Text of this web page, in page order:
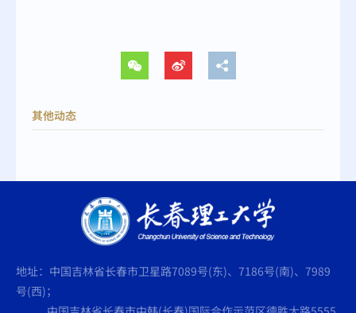
其他动态
地址：中国吉林省长春市卫星路7089号(东)、7186号(南)、7989
号(西)；